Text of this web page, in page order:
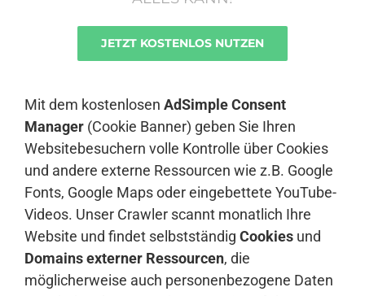
JETZT KOSTENLOS NUTZEN
Mit dem kostenlosen AdSimple Consent
Manager (Cookie Banner) geben Sie Ihren
Websitebesuchern volle Kontrolle über Cookies
und andere externe Ressourcen wie z.B. Google
Fonts, Google Maps oder eingebettete YouTube-
Videos. Unser Crawler scannt monatlich Ihre
Website und findet selbstständig Cookies und
Domains externer Ressourcen, die
möglicherweise auch personenbezogene Daten